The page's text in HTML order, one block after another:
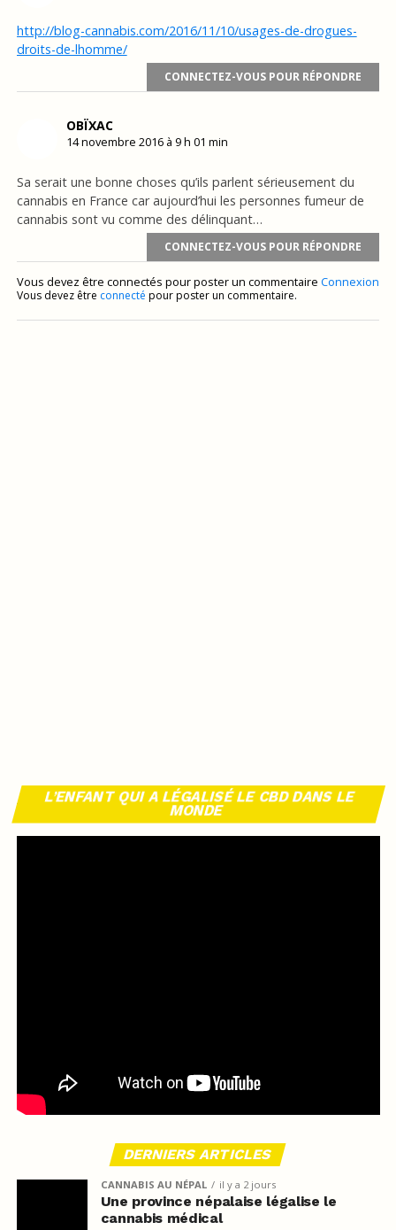
http://blog-cannabis.com/2016/11/10/usages-de-drogues-
droits-de-lhomme/
CONNECTEZ-VOUS POUR RÉPONDRE
OBÏXAC
14 novembre 2016 à 9 h 01 min
Sa serait une bonne choses qu’ils parlent sérieusement du
cannabis en France car aujourd’hui les personnes fumeur de
cannabis sont vu comme des délinquant…
CONNECTEZ-VOUS POUR RÉPONDRE
Vous devez être connectés pour poster un commentaire Connexion
Vous devez être connecté pour poster un commentaire.
L’ENFANT QUI A LÉGALISÉ LE CBD DANS LE
MONDE
DERNIERS ARTICLES
CANNABIS AU NÉPAL il y a 2 jours
Une province népalaise légalise le
cannabis médical